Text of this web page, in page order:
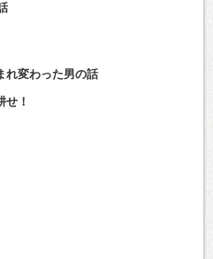
れ変わった男の話
！